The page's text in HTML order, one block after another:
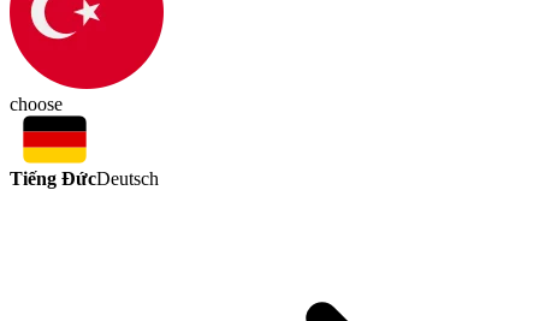
choose
Tiếng ĐứcDeutsch